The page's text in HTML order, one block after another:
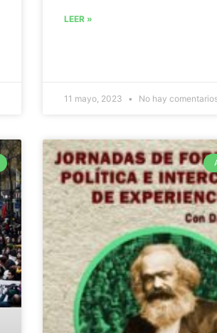
LEER »
11 mayo, 2023 No hay